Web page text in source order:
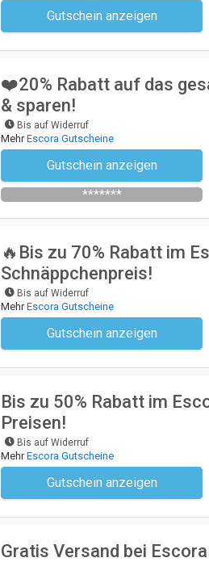
Gutschein anzeigen
Kein Code notwendig
❤️20% Rabatt auf das
& sparen!
Bis auf Widerruf
MehrEscora Gutscheine
Gutschein anzeigen
Newsletter des Shops abonnieren
*******
🔥Bis zu 70% Rabatt im
Schnäppchenpreis!
Bis auf Widerruf
MehrEscora Gutscheine
Gutschein anzeigen
Kein Code notwendig
Bis zu 50% Rabatt im
Preisen!
Bis auf Widerruf
MehrEscora Gutscheine
Gutschein anzeigen
Kein Code notwendig
Gratis Versand bei Escora